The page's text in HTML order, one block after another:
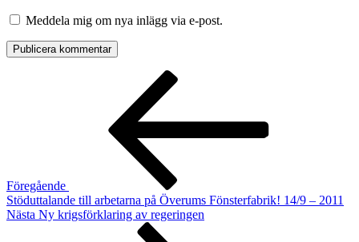
Meddela mig om nya inlägg via e-post.
Inläggsnavigering
Föregående
Stöduttalande till arbetarna på Överums Fönsterfabrik! 14/9 – 2011
Nästa
Nästa Ny krigsförklaring av regeringen